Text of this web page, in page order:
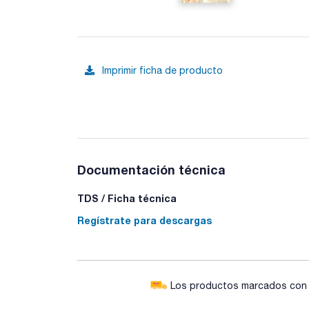
Imprimir ficha de producto
Documentación técnica
TDS / Ficha técnica
Regístrate para descargas
Los productos marcados